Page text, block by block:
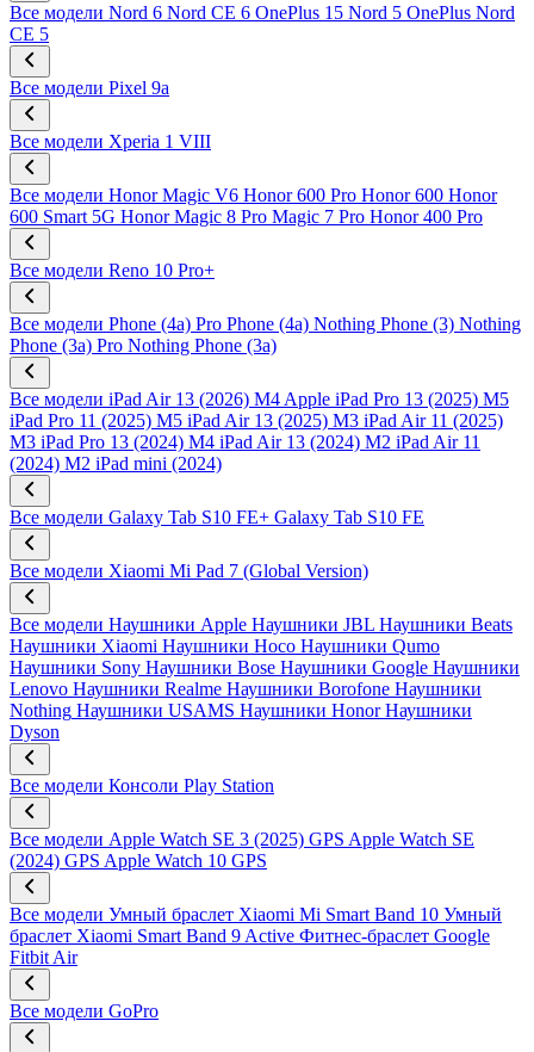
Все модели Nord 6 Nord CE 6 OnePlus 15 Nord 5 OnePlus Nord
CE 5
Все модели Pixel 9a
Все модели Xperia 1 VIII
Все модели Honor Magic V6 Honor 600 Pro Honor 600 Honor
600 Smart 5G Honor Magic 8 Pro Magic 7 Pro Honor 400 Pro
Все модели Reno 10 Pro+
Все модели Phone (4a) Pro Phone (4a) Nothing Phone (3) Nothing
Phone (3a) Pro Nothing Phone (3a)
Все модели iPad Air 13 (2026) M4 Apple iPad Pro 13 (2025) M5
iPad Pro 11 (2025) M5 iPad Air 13 (2025) M3 iPad Air 11 (2025)
M3 iPad Pro 13 (2024) M4 iPad Air 13 (2024) M2 iPad Air 11
(2024) M2 iPad mini (2024)
Все модели Galaxy Tab S10 FE+ Galaxy Tab S10 FE
Все модели Xiaomi Mi Pad 7 (Global Version)
Все модели Наушники Apple Наушники JBL Наушники Beats
Наушники Xiaomi Наушники Hoco Наушники Qumo
Наушники Sony Наушники Bose Наушники Google Наушники
Lenovo Наушники Realme Наушники Borofone Наушники
Nothing Наушники USAMS Наушники Honor Наушники
Dyson
Все модели Консоли Play Station
Все модели Apple Watch SE 3 (2025) GPS Apple Watch SE
(2024) GPS Apple Watch 10 GPS
Все модели Умный браслет Xiaomi Mi Smart Band 10 Умный
браслет Xiaomi Smart Band 9 Active Фитнес-браслет Google
Fitbit Air
Все модели GoPro